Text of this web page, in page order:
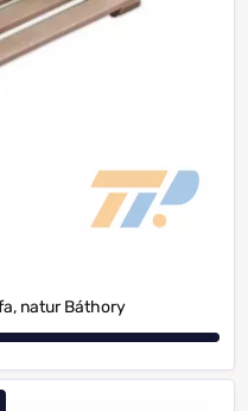
natur Báthory